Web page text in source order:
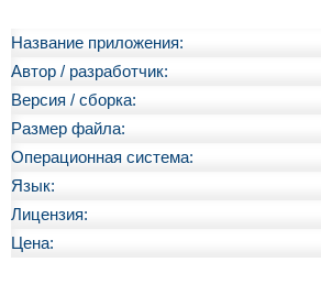
Название приложения:
Автор / разработчик:
Версия / сборка:
Размер файла:
Операционная система:
Язык:
Лицензия:
Цена: